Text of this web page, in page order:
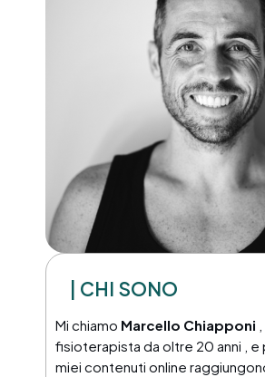
| CHI SONO
Mi chiamo Marcello Chiapponi
fisioterapista da oltre 20 anni , e
miei contenuti online